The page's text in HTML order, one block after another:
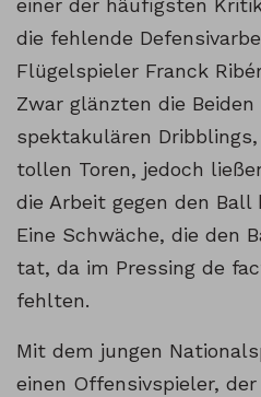
einer der häufigsten
die fehlende
Flügelspieler Franck
Zwar glänzten die
spektakulären
tollen Toren, jedoch
die Arbeit gegen den
Eine Schwäche, die den
tat, da im Pressing de
fehlten.
Mit dem jungen
einen Offensivspieler,